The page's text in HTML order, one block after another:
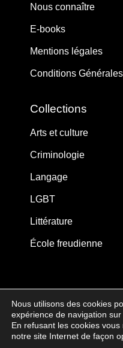
Nous connaître
E-books
Mentions légales
Conditions
Collections
Arts et culture
Criminologie
Langage
LGBT
Littérature
École freudienne
MJW-FEDITION.COM
14710
Nous utilisons des cookies
expérience de navigation sur
En refusant les cookies
notre site Internet de façon